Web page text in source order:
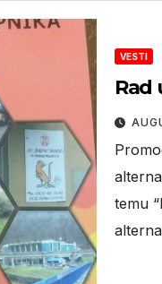
VESTI
Rad
temu